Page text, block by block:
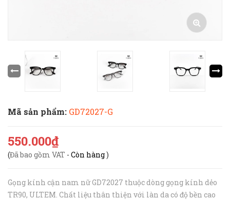
Mã sản phẩm: GD72027-G
550.000₫
(Đã bao gồm VAT - Còn hàng)
Gọng kính cận nam nữ GD72027 thuộc dòng gọng kính dẻo
TR90, ULTEM. Chất liệu thân thiện với làn da có độ bền cao